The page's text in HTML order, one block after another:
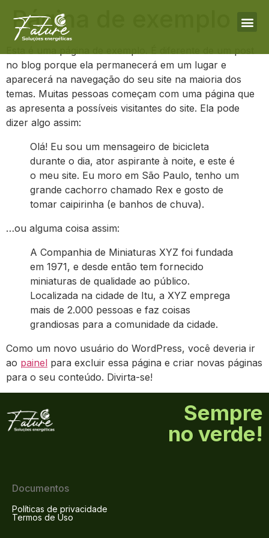
Página de exemplo
no blog porque ela permanecerá em um lugar e
aparecerá na navegação do seu site na maioria dos
temas. Muitas pessoas começam com uma página que
as apresenta a possíveis visitantes do site. Ela pode
dizer algo assim:
Olá! Eu sou um mensageiro de bicicleta
durante o dia, ator aspirante à noite, e este é
o meu site. Eu moro em São Paulo, tenho um
grande cachorro chamado Rex e gosto de
tomar caipirinha (e banhos de chuva).
…ou alguma coisa assim:
A Companhia de Miniaturas XYZ foi fundada
em 1971, e desde então tem fornecido
miniaturas de qualidade ao público.
Localizada na cidade de Itu, a XYZ emprega
mais de 2.000 pessoas e faz coisas
grandiosas para a comunidade da cidade.
Como um novo usuário do WordPress, você deveria ir
ao painel para excluir essa página e criar novas páginas
para o seu conteúdo. Divirta-se!
Sempre
no verde!
Documentos
Políticas de privacidade
Termos de Uso